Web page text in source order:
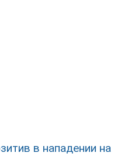
в нападении на